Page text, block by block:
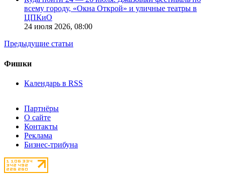
всему городу, «Окна Открой» и уличные театры в
ЦПКиО
24 июля 2026, 08:00
Предыдущие статьи
Фишки
Календарь в RSS
Партнёры
О сайте
Контакты
Реклама
Бизнес-трибуна